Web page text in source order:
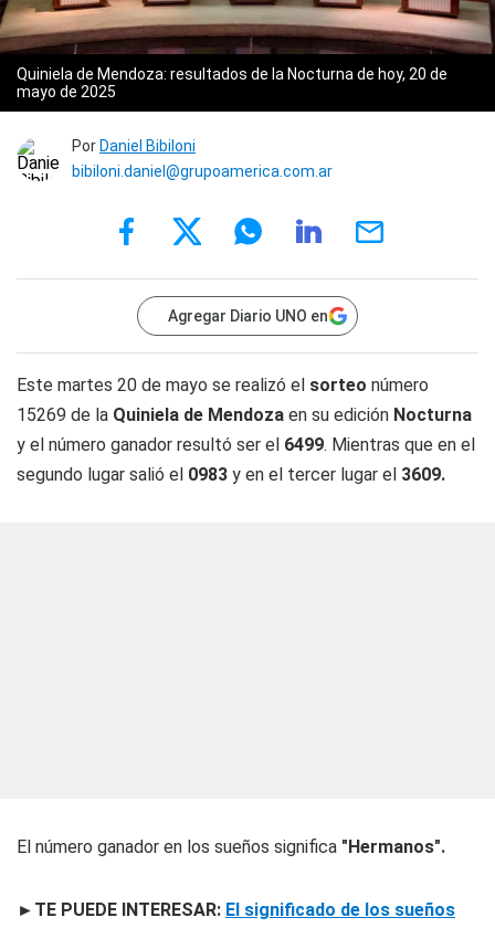
Quiniela de Mendoza: resultados de la Nocturna de hoy, 20 de
mayo de 2025
Por Daniel Bibiloni
bibiloni.daniel@grupoamerica.com.ar
Agregar Diario UNO en
Este martes 20 de mayo se realizó el sorteo número
15269 de la Quiniela de Mendoza en su edición Nocturna
y el número ganador resultó ser el 6499. Mientras que en el
segundo lugar salió el 0983 y en el tercer lugar el 3609.
El número ganador en los sueños significa "Hermanos".
►TE PUEDE INTERESAR: El significado de los sueños